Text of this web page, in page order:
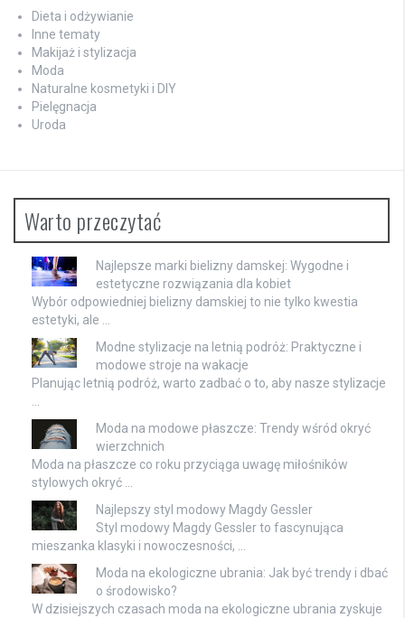
Dieta i odżywianie
Inne tematy
Makijaż i stylizacja
Moda
Naturalne kosmetyki i DIY
Pielęgnacja
Uroda
Warto przeczytać
Najlepsze marki bielizny damskej: Wygodne i
estetyczne rozwiązania dla kobiet
Wybór odpowiedniej bielizny damskiej to nie tylko kwestia
estetyki, ale …
Modne stylizacje na letnią podróż: Praktyczne i
modowe stroje na wakacje
Planując letnią podróż, warto zadbać o to, aby nasze stylizacje
Moda na modowe płaszcze: Trendy wśród okryć
wierzchnich
Moda na płaszcze co roku przyciąga uwagę miłośników
stylowych okryć …
Najlepszy styl modowy Magdy Gessler
Styl modowy Magdy Gessler to fascynująca
mieszanka klasyki i nowoczesności, …
Moda na ekologiczne ubrania: Jak być trendy i dbać
o środowisko?
W dzisiejszych czasach moda na ekologiczne ubrania zyskuje